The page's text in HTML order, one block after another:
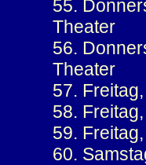
55.
Theater
56.
Theater
57.
58.
59.
60.